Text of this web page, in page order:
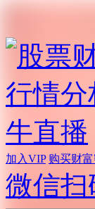
加入VIP 购买财
微信扫